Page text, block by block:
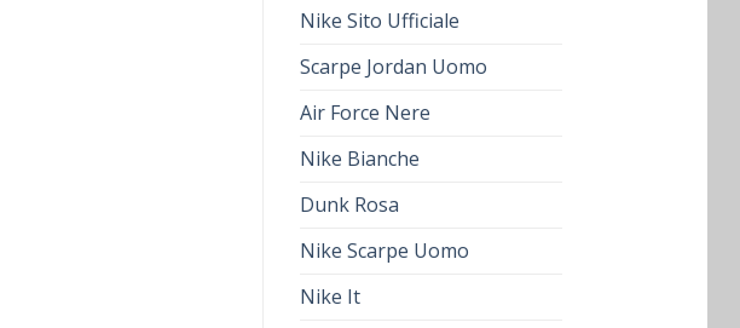
Nike Sito Ufficiale
Scarpe Jordan Uomo
Air Force Nere
Nike Bianche
Dunk Rosa
Nike Scarpe Uomo
Nike It